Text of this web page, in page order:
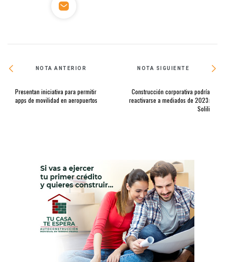
NOTA ANTERIOR
Presentan iniciativa para permitir
apps de movilidad en aeropuertos
NOTA SIGUIENTE
Construcción corporativa podría
reactivarse a mediados de 2023:
Solili